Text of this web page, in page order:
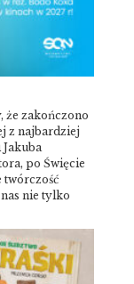
że zakończono
z najbardziej
po Święcie
twórczość
nie tylko